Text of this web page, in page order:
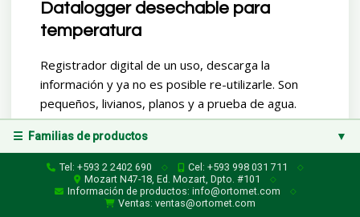
☰ Familias de productos ▼
Familias de productos
Instrumentos de Medición (Variables Físicas)
Datalogger desechable para
temperatura
Registrador digital de un uso, descarga la
información y ya no es posible re-utilizarle. Son
pequeños, livianos, planos y a prueba de agua.
Guarda 10.000 datos de temperatura en
rango/resolución -30 a 60 / 0,1 ºC a intervalos
fijos de 5, 10 o 15 m, descarga los datos al
enchufarlo en puerto USB.
Tel: +593 2 2402 690 ◇ Cel: +593 998 031 711 ◇
Mozart N47-18, Ed. Mozart, Dpto. #101 ◇
Información de productos: info@ortomet.com ◇
Ventas: ventas@ortomet.com